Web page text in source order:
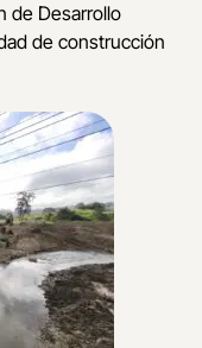
de Desarrollo
de construcción